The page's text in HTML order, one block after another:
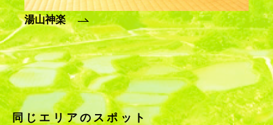
【運行終了】越後湯沢駅＝清津峡＝十日町
駅を結ぶ実証運行バス 「YukiMo!(ユキ
モ)」～清津峡や大地の芸術祭の里を巡ろ
う～
同じエリアのスポット